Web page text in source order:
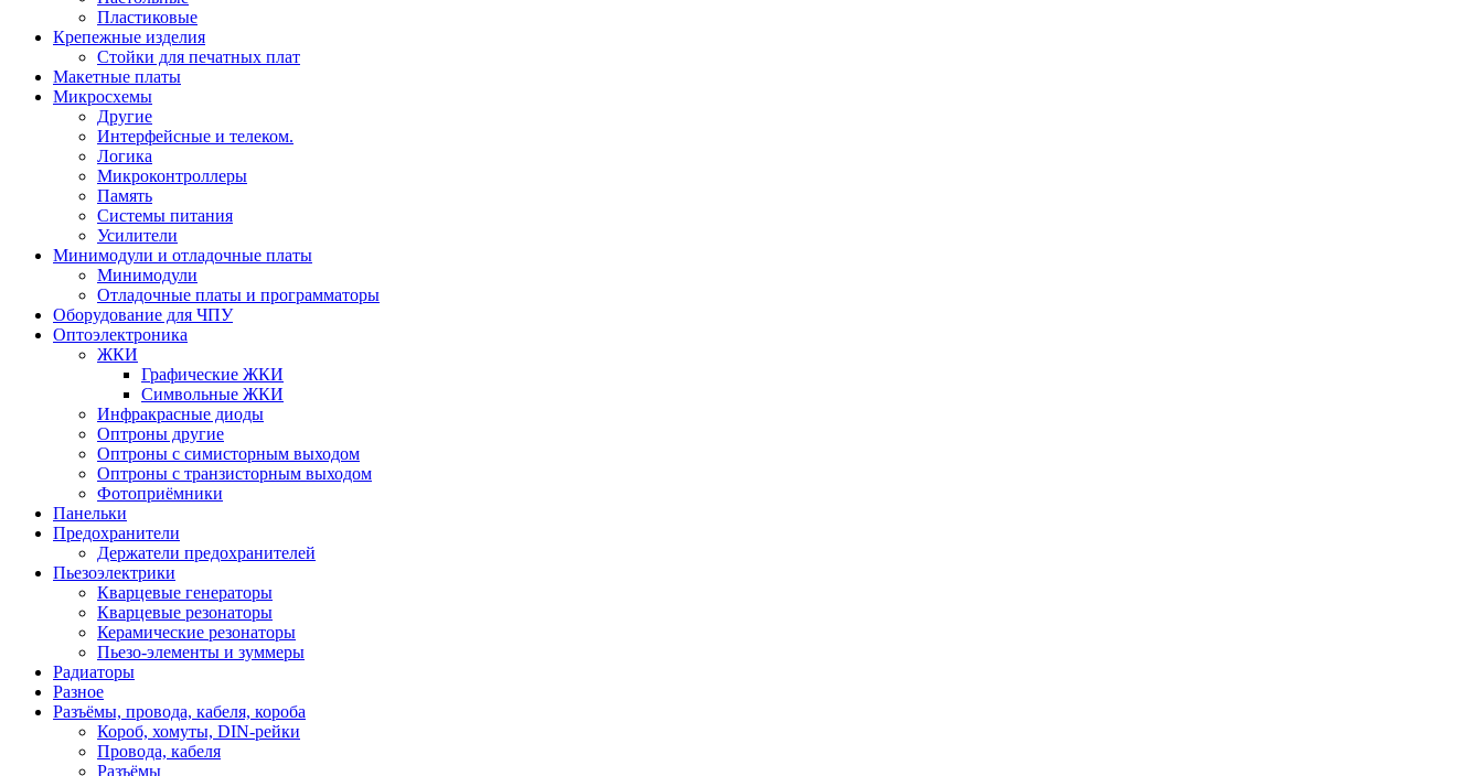
Пластиковые
Крепежные изделия
Стойки для печатных плат
Макетные платы
Микросхемы
Другие
Интерфейсные и телеком.
Логика
Микроконтроллеры
Память
Системы питания
Усилители
Минимодули и отладочные платы
Минимодули
Отладочные платы и программаторы
Оборудование для ЧПУ
Оптоэлектроника
ЖКИ
Графические ЖКИ
Символьные ЖКИ
Инфракрасные диоды
Оптроны другие
Оптроны с симисторным выходом
Оптроны с транзисторным выходом
Фотоприёмники
Панельки
Предохранители
Держатели предохранителей
Пьезоэлектрики
Кварцевые генераторы
Кварцевые резонаторы
Керамические резонаторы
Пьезо-элементы и зуммеры
Радиаторы
Разное
Разъёмы, провода, кабеля, короба
Короб, хомуты, DIN-рейки
Провода, кабеля
Разъёмы